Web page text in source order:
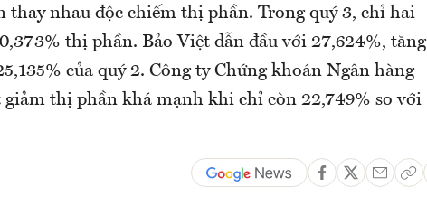
thay nhau độc chiếm thị phần. Trong quý 3, chỉ hai
thị phần. Bảo Việt dẫn đầu với 27,624%, tăng
của quý 2. Công ty Chứng khoán Ngân hàng
giảm thị phần khá mạnh khi chỉ còn 22,749% so với